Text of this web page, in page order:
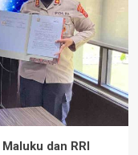
dan RRI